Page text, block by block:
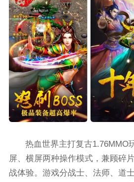
热血世界主打复古1.76MMO
屏、横屏两种操作模式，兼顾碎
战体验。游戏分战士、法师、道